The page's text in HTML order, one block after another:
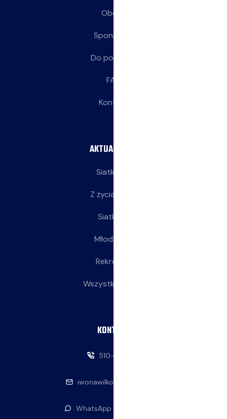
Obozy
Sponsorzy
Do pobrania
FAQ
Kontakt
AKTUALNOŚCI
Siatkarze
Z życia klubu
Siatkarki
Młodziczki
Rekreacja
Wszystkie wpisy
KONTAKT
510-146-069
iwonawilkowska@interia.pl
WhatsApp — napisz do nas